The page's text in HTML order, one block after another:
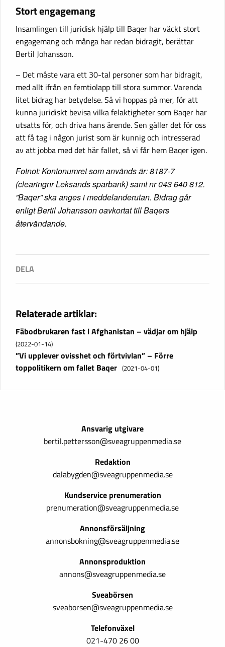
Stort engagemang
Insamlingen till juridisk hjälp till Baqer har väckt stort
engagemang och många har redan bidragit, berättar
Bertil Johansson.
– Det måste vara ett 30-tal personer som har bidragit,
med allt ifrån en femtiolapp till stora summor. Varenda
litet bidrag har betydelse. Så vi hoppas på mer, för att
kunna juridiskt bevisa vilka felaktigheter som Baqer har
utsatts för, och driva hans ärende. Sen gäller det för oss
att få tag i någon jurist som är kunnig och intresserad
av att jobba med det här fallet, så vi får hem Baqer igen.
Fotnot: Kontonumret som används är: 8187-7
(clearingnr Leksands sparbank) samt nr 043 640 812.
”Baqer” ska anges i meddelanderutan. Bidrag går
enligt Bertil Johanssonoavkortat till Baqers
återvändande.
Relaterade artiklar:
Fäbodbrukaren fast i Afghanistan – vädjar om hjälp
(2022-01-14)
”Vi upplever ovisshet och förtvivlan” – Förre
toppolitikern om fallet Baqer (2021-04-01)
Ansvarig utgivare
bertil.pettersson@sveagruppenmedia.se
Redaktion
dalabygden@sveagruppenmedia.se
Kundservice prenumeration
prenumeration@sveagruppenmedia.se
Annonsförsäljning
annonsbokning@sveagruppenmedia.se
Annonsproduktion
annons@sveagruppenmedia.se
Sveabörsen
sveaborsen@sveagruppenmedia.se
Telefonväxel
021-470 26 00